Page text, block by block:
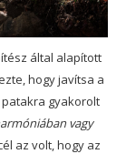
által alapított
hogy javítsa a
gyakorolt
vagy
az volt, hogy az